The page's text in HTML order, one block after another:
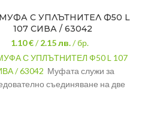
С УПЛЪТНИТЕЛ Ф50 L
107 СИВА / 63042
1.10 €/2.15лв. / бр.
С УПЛЪТНИТЕЛ Ф50 L 107
/ 63042 Муфата служи за
съединяване на две